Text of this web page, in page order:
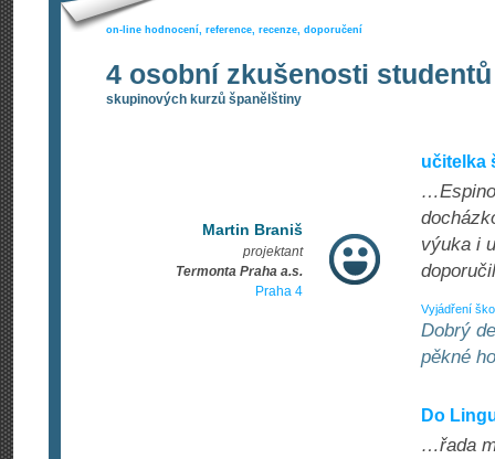
on-line hodnocení, reference, recenze, doporučení
4 osobní zkušenosti studentů
skupinových kurzů španělštiny
Martin Braniš
projektant
Termonta Praha a.s.
Praha 4
učitelka
výuka i
Vyjádření
Dobrý
pěkné
Do
…řada